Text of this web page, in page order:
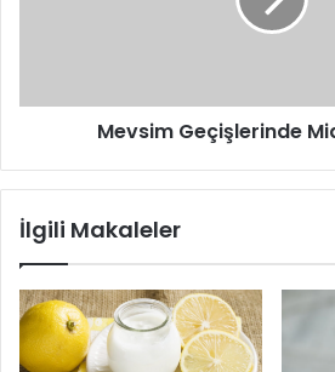
Mevsim Geçişlerinde
İlgili Makaleler